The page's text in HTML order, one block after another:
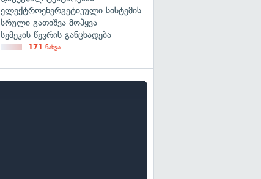
ელექტროენერგეტიკული სისტემის
სრული გათიშვა მოჰყვა —
სემეკის წევრის განცხადება
171 ნახვა